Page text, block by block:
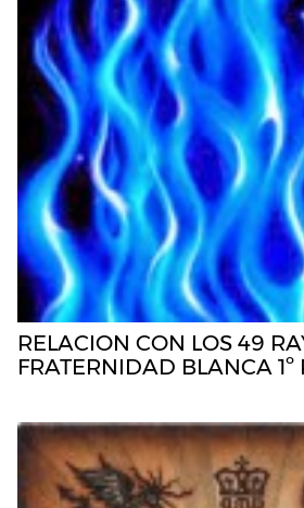
RELACION CON LOS 49
FRATERNIDAD BLANCA 1º